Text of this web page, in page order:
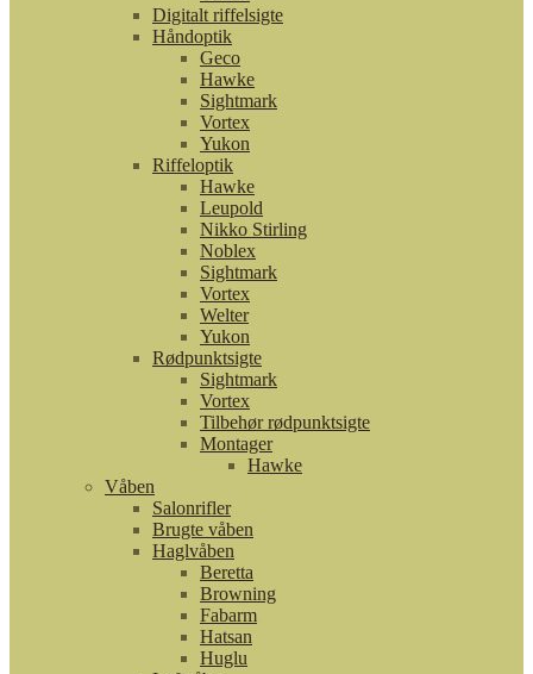
Digitalt riffelsigte
Håndoptik
Geco
Hawke
Sightmark
Vortex
Yukon
Riffeloptik
Hawke
Leupold
Nikko Stirling
Noblex
Sightmark
Vortex
Welter
Yukon
Rødpunktsigte
Sightmark
Vortex
Tilbehør rødpunktsigte
Montager
Hawke
Våben
Salonrifler
Brugte våben
Haglvåben
Beretta
Browning
Fabarm
Hatsan
Huglu